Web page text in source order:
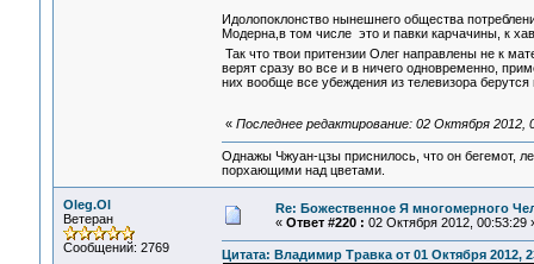
Идолопоклонство нынешнего общества
Модерна,в том числе это и павки карчачины, к
Так что твои притензии Олег направлены не к
верят сразу во все и в ничего одновременно,
них вообще все убеждения из телевизора
« Последнее редактирование: 02 Октября 2012,
Однажы Чжуан-цзы приснилось, что он бегемот,
порхающими над цветами.
Oleg.Ol
Ветеран
Сообщений: 2769
Re: Божественное Я многомерного
« Ответ #220 : 02 Октября 2012, 00:53:29
Цитата: Владимир Травка от 01 Октября 2012,